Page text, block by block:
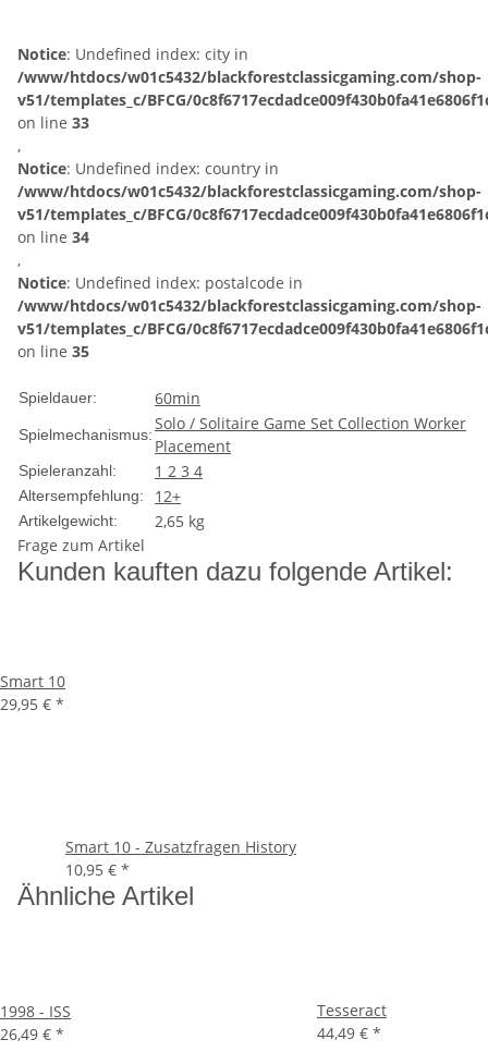
Notice: Undefined index: city in
/www/htdocs/w01c5432/blackforestclassicgaming.com/shop-
v51/templates_c/BFCG/
on line 33
,
Notice: Undefined index: country in
/www/htdocs/w01c5432/blackforestclassicgaming.com/shop-
v51/templates_c/BFCG/
on line 34
,
Notice: Undefined index: postalcode in
/www/htdocs/w01c5432/blackforestclassicgaming.com/shop-
v51/templates_c/BFCG/
on line 35
Spieldauer: 60min
Spielmechanismus:
Solo / Solitaire Game Set Collection Worker
Placement
Spieleranzahl: 1 2 3 4
Altersempfehlung: 12+
Artikelgewicht: 2,65 kg
Frage zum Artikel
Kunden kauften dazu folgende Artikel:
Smart 10
29,95 € *
Smart 10 - Zusatzfragen History
10,95 € *
Ähnliche Artikel
1998 - ISS
26,49 € *
Tesseract
44,49 € *